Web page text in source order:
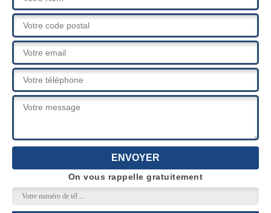
On vous rappelle gratuitement